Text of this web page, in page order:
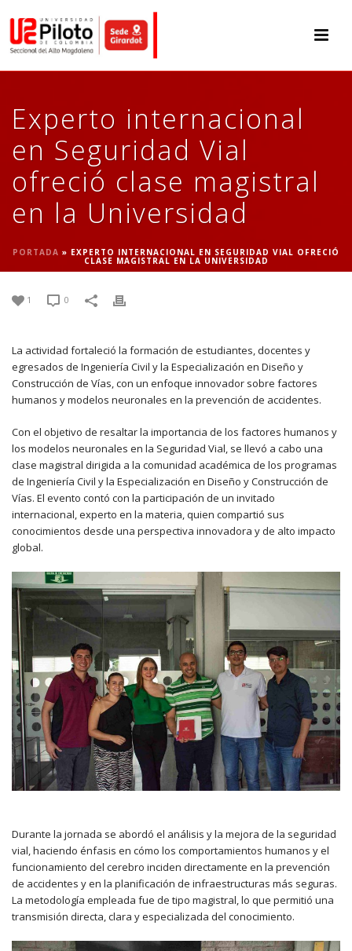
Experto internacional
en Seguridad Vial
ofreció clase magistral
en la Universidad
PORTADA » EXPERTO INTERNACIONAL EN SEGURIDAD VIAL OFRECIÓ
CLASE MAGISTRAL EN LA UNIVERSIDAD
1 0
La actividad fortaleció la formación de estudiantes, docentes y
egresados de Ingeniería Civil y la Especialización en Diseño y
Construcción de Vías, con un enfoque innovador sobre factores
humanos y modelos neuronales en la prevención de accidentes.
Con el objetivo de resaltar la importancia de los factores humanos y
los modelos neuronales en la Seguridad Vial, se llevó a cabo una
clase magistral dirigida a la comunidad académica de los programas
de Ingeniería Civil y la Especialización en Diseño y Construcción de
Vías. El evento contó con la participación de un invitado
internacional, experto en la materia, quien compartió sus
conocimientos desde una perspectiva innovadora y de alto impacto
global.
Durante la jornada se abordó el análisis y la mejora de la seguridad
vial, haciendo énfasis en cómo los comportamientos humanos y el
funcionamiento del cerebro inciden directamente en la prevención
de accidentes y en la planificación de infraestructuras más seguras.
La metodología empleada fue de tipo magistral, lo que permitió una
transmisión directa, clara y especializada del conocimiento.